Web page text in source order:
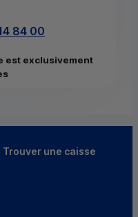
84 00
est exclusivement
Trouver une caisse